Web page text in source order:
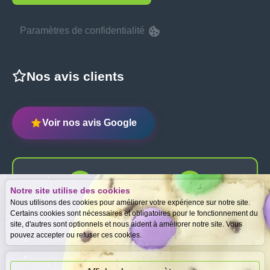
Notre site utilise des cookies
Nous utilisons des cookies pour améliorer votre expérience sur notre site.
Certains cookies sont nécessaires et obligatoires pour le fonctionnement du
site, d'autres sont optionnels et nous aident à améliorer notre site. Vous
pouvez accepter ou refuser ces cookies.
Paramètres de confidentialité
Nos avis clients
Voir nos avis Google
Expertise
gratuite
Meilleurs prix
garantis
Paiement
immédiat